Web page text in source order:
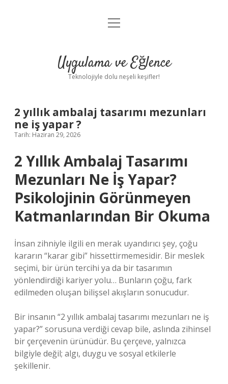
Anasayfa
Yasal Uyarı
menüyü
Uygulama ve Eğlence
Teknolojiyle dolu neşeli keşifler!
2 yıllık ambalaj tasarımı mezunları
ne iş yapar ?
Tarih: Haziran 29, 2026
2 Yıllık Ambalaj Tasarımı
Mezunları Ne İş Yapar?
Psikolojinin Görünmeyen
Katmanlarından Bir Okuma
İnsan zihniyle ilgili en merak uyandırıcı şey, çoğu
kararın “karar gibi” hissettirmemesidir. Bir meslek
seçimi, bir ürün tercihi ya da bir tasarımın
yönlendirdiği kariyer yolu… Bunların çoğu, fark
edilmeden oluşan bilişsel akışların sonucudur.
Bir insanın “2 yıllık ambalaj tasarımı mezunları ne iş
yapar?” sorusuna verdiği cevap bile, aslında zihinsel
bir çerçevenin ürünüdür. Bu çerçeve, yalnızca
bilgiyle değil; algı, duygu ve sosyal etkilerle
şekillenir.